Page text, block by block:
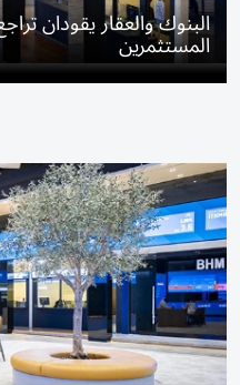
البنوك والعقار يقودان
المستثمرين